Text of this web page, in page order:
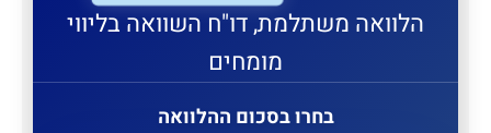
הלוואה משתלמת, דו"ח השוואה בליווי
מומחים
בחרו בסכום ההלוואה